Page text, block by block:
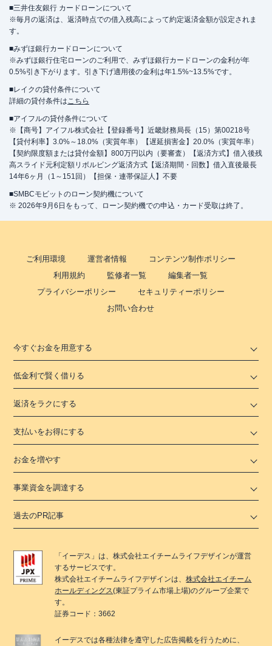
■三井住友銀行 カードローンについて
※毎月の返済は、返済時点での借入残高によって約定返済金額が設定されま
す。
■みずほ銀行カードローンについて
※みずほ銀行住宅ローンのご利用で、みずほ銀行カードローンの金利が年
0.5%引き下がります。引き下げ適用後の金利は年1.5%~13.5%です。
■レイクの貸付条件について
詳細の貸付条件はこちら
■アイフルの貸付条件について
※【商号】アイフル株式会社【登録番号】近畿財務局長（15）第00218号
【貸付利率】3.0%～18.0%（実質年率）【遅延損害金】20.0%（実質年率）
【契約限度額または貸付金額】800万円以内（要審査）【返済方式】借入後残
高スライド元利定額リボルビング返済方式【返済期間・回数】借入直後最長
14年6ヶ月（1～151回）【担保・連帯保証人】不要
■SMBCモビットのローン契約機について
※ 2026年9月6日をもって、ローン契約機での申込・カード受取は終了。
ご利用環境 運営者情報
コンテンツ制作ポリシー
利用規約
監修者一覧
編集者一覧
プライバシーポリシー
セキュリティーポリシー
お問い合わせ
今すぐお金を用意する
低金利で賢く借りる
返済をラクにする
支払いをお得にする
お金を増やす
事業資金を調達する
過去のPR記事
「 イーデス 」は、株式会社エイチームライフデザインが運営
するサービスです。
株式会社エイチームライフデザインは、株式会社エイチーム
ホールディングス(東証プライム市場上場)のグループ企業で
す。
証券コード：3662
イーデスでは各種法律を遵守した広告掲載を行うために、